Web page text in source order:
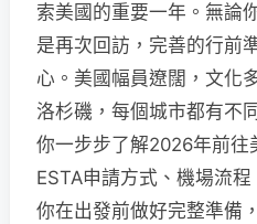
索美國的重要一年。無論
是再次回訪，完善的行前
心。美國幅員遼闊，文化
洛杉磯，每個城市都有不
你一步步了解2026年前往
ESTA申請方式、機場流
你在出發前做好完整準備